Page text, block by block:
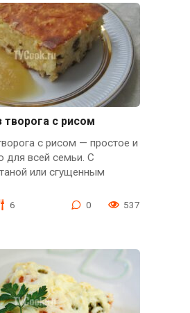
творога с рисом
с рисом — простое и
для всей семьи. С
или сгущенным
6 0 537